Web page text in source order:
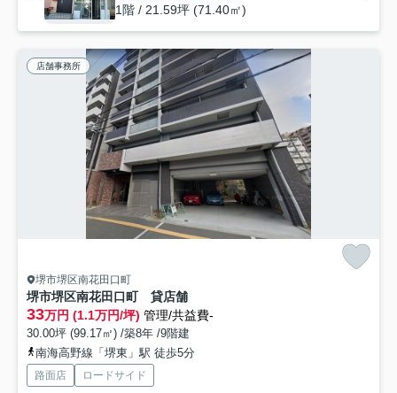
1階 / 21.59坪 (71.40㎡)
店舗事務所
堺市堺区南花田口町
堺市堺区南花田口町 貸店舗
33万円 (1.1万円/坪) 管理/共益費-
30.00坪 (99.17㎡) /築8年 /9階建
南海高野線「堺東」駅 徒歩5分
路面店 ロードサイド